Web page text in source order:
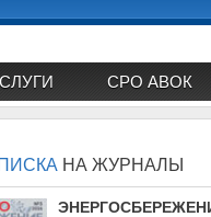
СРО АВОК
НА ЖУРНАЛЫ